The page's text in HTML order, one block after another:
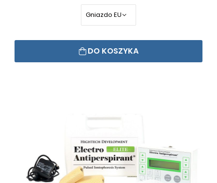
DO KOSZYKA